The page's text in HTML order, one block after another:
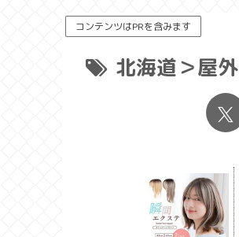
コンテンツはPRを含みます
北海道＞屋外